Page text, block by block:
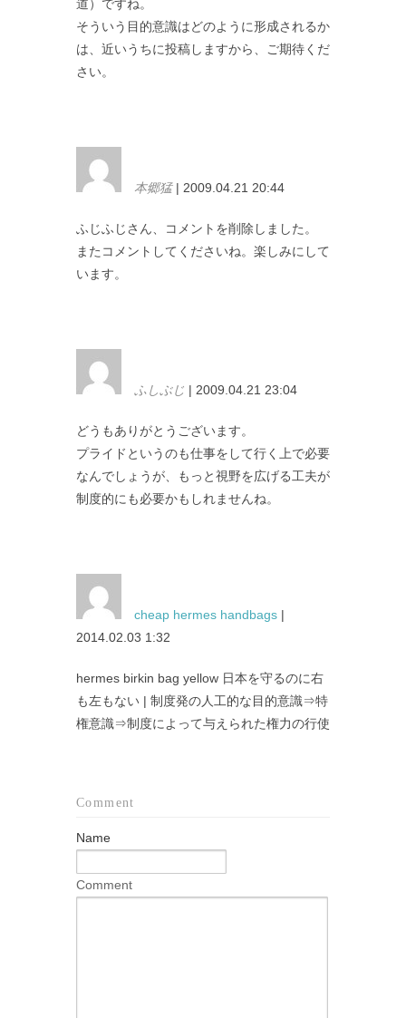
道）ですね。
そういう目的意識はどのように形成されるか
は、近いうちに投稿しますから、ご期待くだ
さい。
本郷猛| 2009.04.21 20:44
ふじふじさん、コメントを削除しました。
またコメントしてくださいね。楽しみにして
います。
ふしぶじ | 2009.04.21 23:04
どうもありがとうございます。
プライドというのも仕事をして行く上で必要
なんでしょうが、もっと視野を広げる工夫が
制度的にも必要かもしれませんね。
cheap hermes handbags |
2014.02.03 1:32
hermes birkin bag yellow 日本を守るのに右
も左もない | 制度発の人工的な目的意識⇒特
権意識⇒制度によって与えられた権力の行使
Comment
Name
Comment